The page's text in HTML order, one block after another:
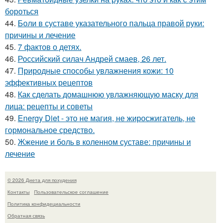
бороться
44. Боли в суставе указательного пальца правой руки:
причины и лечение
45. 7 фактов о детях.
46. Российский силач Андрей смаев, 26 лет.
47. Природные способы увлажнения кожи: 10
эффективных рецептов
48. Как сделать домашнюю увлажняющую маску для
лица: рецепты и советы
49. Energy Diet - это не магия, не жиросжигатель, не
гормональное средство.
50. Жжение и боль в коленном суставе: причины и
лечение
© 2026 Диета для похудения
Контакты
Пользовательское соглашение
Политика конфидециальности
Обратная связь